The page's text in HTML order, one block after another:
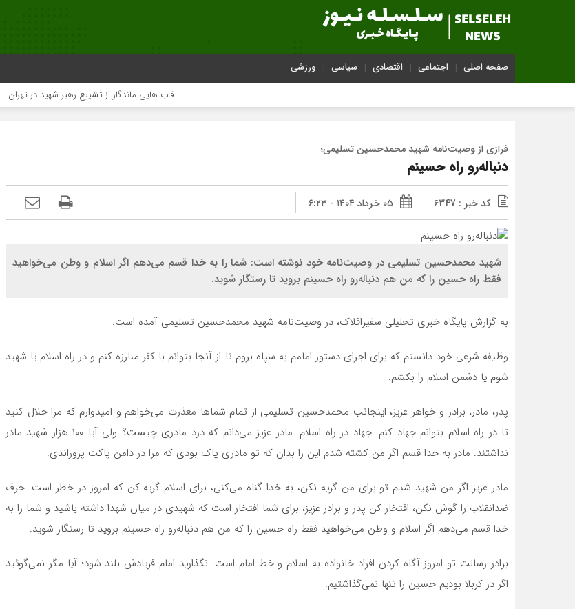
صفحه اصلی اجتماعی اقتصادی سیاسی ورزشی
قاب هایی ماندگار از تشییع رهبر شهید در تهران
فرازی از وصیت‌نامه شهید محمدحسین تسلیمی؛
دنباله‌رو راه حسینم
کد خبر : 6347 ۰۵ خرداد ۱۴۰۴ - ۶:۲۳
شهید محمدحسین تسلیمی در وصیت‌نامه خود نوشته است: شما را به خدا قسم می‌دهم اگر اسلام و وطن می‌خواهید
فقط راه حسین را که من هم دنباله‌رو راه حسینم بروید تا رستگار شوید.
به گزارش پایگاه خبری تحلیلی سفیرافلاک، در وصیت‌نامه شهید محمدحسین تسلیمی آمده است:
وظیفه شرعی خود دانستم که برای اجرای دستور امامم به سپاه بروم تا از آنجا بتوانم با کفر مبارزه کنم و در راه اسلام یا شهید
شوم یا دشمن اسلام را بکشم.
پدر، مادر، برادر و خواهر عزیز، اینجانب محمدحسین تسلیمی از تمام شماها معذرت می‌خواهم و امیدوارم که مرا حلال کنید
تا در راه اسلام بتوانم جهاد کنم. جهاد در راه اسلام. مادر عزیز می‌دانم که درد مادری چیست؟ ولی آیا ۱۰۰ هزار شهید مادر
نداشتند. مادر به خدا قسم اگر من کشته شدم این را بدان که تو مادری پاک بودی که مرا در دامن پاکت پروراندی.
مادر عزیز اگر من شهید شدم تو برای من گریه نکن، به خدا گناه می‌کنی، برای اسلام گریه کن که امروز در خطر است. حرف
ضدانقلاب را گوش نکن، افتخار کن پدر و برادر عزیز، برای شما افتخار است که شهیدی در میان شهدا داشته باشید و شما را به
خدا قسم می‌دهم اگر اسلام و وطن می‌خواهید فقط راه حسین را که من هم دنباله‌رو راه حسینم بروید تا رستگار شوید.
برادر رسالت تو امروز آگاه کردن افراد خانواده به اسلام و خط امام است. نگذارید امام فریادش بلند شود؛ آیا مگر نمی‌گوئید
اگر در کربلا بودیم حسین را تنها نمی‌گذاشتیم.